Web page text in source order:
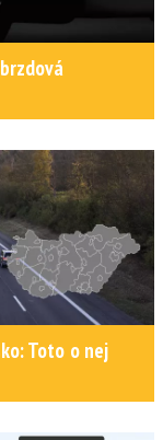
Toto o nej